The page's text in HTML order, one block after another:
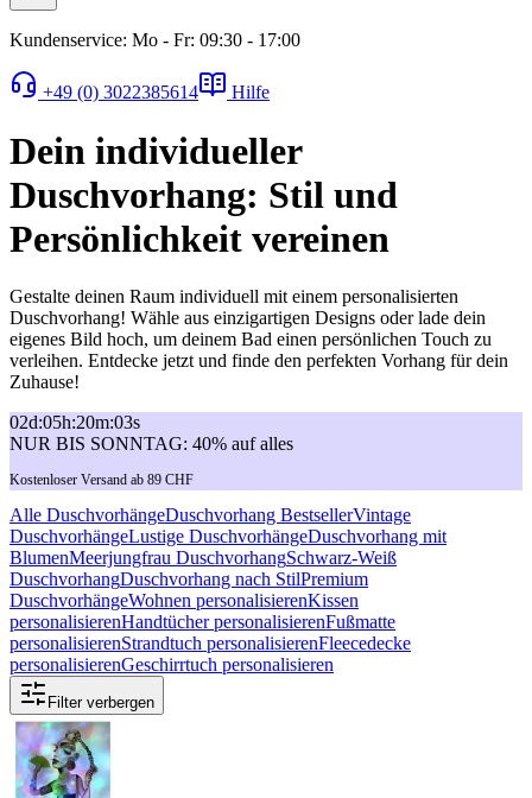
Kundenservice: Mo - Fr: 09:30 - 17:00
+49 (0) 3022385614 Hilfe
Dein individueller
Duschvorhang: Stil und
Persönlichkeit vereinen
Gestalte deinen Raum individuell mit einem personalisierten
Duschvorhang! Wähle aus einzigartigen Designs oder lade dein
eigenes Bild hoch, um deinem Bad einen persönlichen Touch zu
verleihen. Entdecke jetzt und finde den perfekten Vorhang für dein
Zuhause!
02d:05h:20m:03s
NUR BIS SONNTAG: 40% auf alles
Kostenloser Versand ab 89 CHF
Alle DuschvorhängeDuschvorhang BestsellerVintage
DuschvorhängeLustige DuschvorhängeDuschvorhang mit
BlumenMeerjungfrau DuschvorhangSchwarz-Weiß
DuschvorhangDuschvorhang nach StilPremium
DuschvorhängeWohnen personalisierenKissen
personalisierenHandtücher personalisierenFußmatte
personalisierenStrandtuch personalisierenFleecedecke
personalisierenGeschirrtuch personalisieren
Filter verbergen